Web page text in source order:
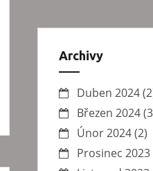
Archivy
Duben 2024
Březen 2024
Únor 2024(2)
Prosinec 2023